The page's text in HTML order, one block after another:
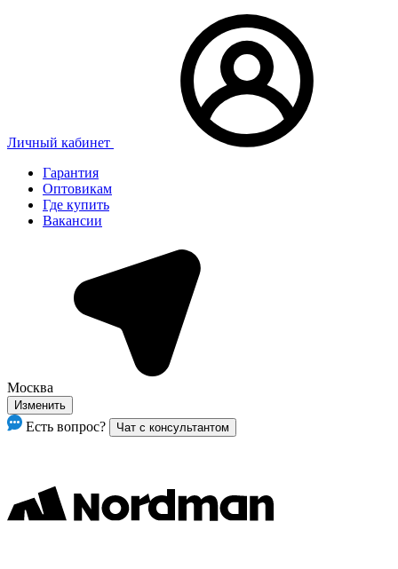
Личный кабинет
Гарантия
Оптовикам
Где купить
Вакансии
Москва
Изменить
Есть вопрос? Чат с консультантом